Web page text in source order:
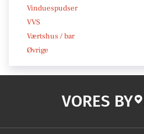
Vinduespudser
VVS
Værtshus / bar
Øvrige
VORES BY